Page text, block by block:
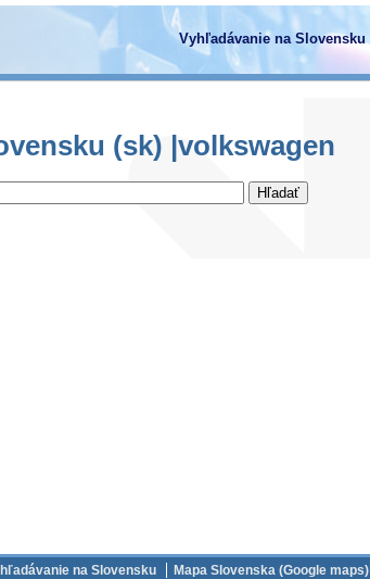
Vyhľadávanie na Slovensku
(sk) |volkswagen
na Slovensku Mapa Slovenska (Google maps)